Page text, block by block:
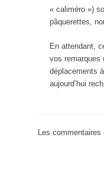
« caliméro »)
pâquerettes,
En attendant,
vos remarques
déplacements
aujourd’hui
Les commentaires